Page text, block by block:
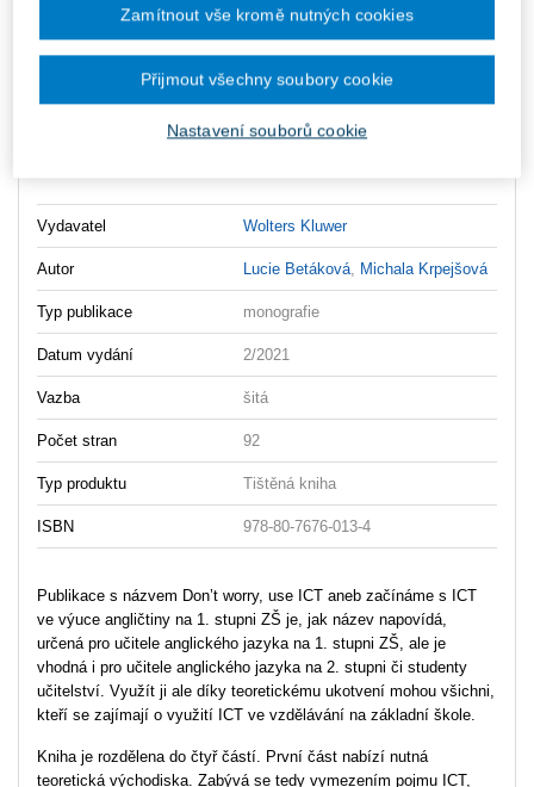
Ceny jsou včetně DPH
Obsah_Dont_worry_use_ICT
Vydavatel Wolters Kluwer
Autor Lucie Betáková Michala Krpejšová
Typ publikace monografie
Datum vydání 2/2021
Vazba šitá
Počet stran 92
Typ produktu Tištěná kniha
ISBN 978-80-7676-013-4
Publikace s názvem Don’t worry, use ICT aneb začínáme s ICT
ve výuce angličtiny na 1. stupni ZŠ je, jak název napovídá,
určená pro učitele anglického jazyka na 1. stupni ZŠ, ale je
vhodná i pro učitele anglického jazyka na 2. stupni či studenty
učitelství. Využít ji ale díky teoretickému ukotvení mohou všichni,
kteří se zajímají o využití ICT ve vzdělávání na základní škole.
Kniha je rozdělena do čtyř částí. První část nabízí nutná
teoretická východiska. Zabývá se tedy vymezením pojmu ICT,
Nastavení souborů cookie
Zamítnout vše kromě nutných cookies
Přijmout všechny soubory cookie